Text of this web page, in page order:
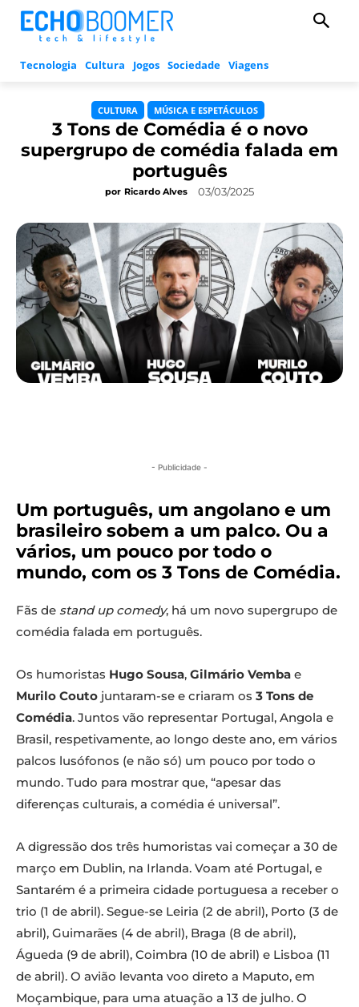
Tecnologia Cultura Jogos Sociedade Viagens
CULTURA MÚSICA E ESPETÁCULOS
3 Tons de Comédia é o novo
supergrupo de comédia falada em
português
por Ricardo Alves 03/03/2025
- Publicidade -
Um português, um angolano e um
brasileiro sobem a um palco. Ou a
vários, um pouco por todo o
mundo, com os 3 Tons de Comédia.
Fãs de stand up comedy, há um novo supergrupo de
comédia falada em português.
Os humoristas Hugo Sousa, Gilmário Vemba e
Murilo Couto juntaram-se e criaram os 3 Tons de
Comédia. Juntos vão representar Portugal, Angola e
Brasil, respetivamente, ao longo deste ano, em vários
palcos lusófonos (e não só) um pouco por todo o
mundo. Tudo para mostrar que, “apesar das
diferenças culturais, a comédia é universal”.
A digressão dos três humoristas vai começar a 30 de
março em Dublin, na Irlanda. Voam até Portugal, e
Santarém é a primeira cidade portuguesa a receber o
trio (1 de abril). Segue-se Leiria (2 de abril), Porto (3 de
abril), Guimarães (4 de abril), Braga (8 de abril),
Águeda (9 de abril), Coimbra (10 de abril) e Lisboa (11
de abril). O avião levanta voo direto a Maputo, em
Moçambique, para uma atuação a 13 de julho. O